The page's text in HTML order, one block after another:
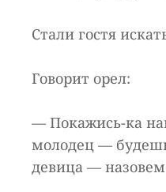
Стали гостя
Говорит орел:
— Покажись-ка
молодец —
девица —